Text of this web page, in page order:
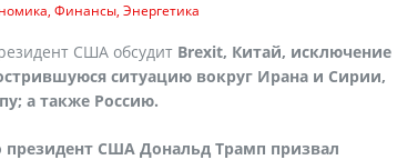
Финансы Энергетика
США обсудит Brexit, Китай, исключение
ситуацию вокруг Ирана и Сирии,
а также Россию.
президент США Дональд Трамп призвал